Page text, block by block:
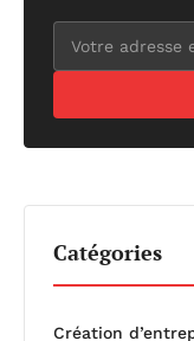
Catégories
Création